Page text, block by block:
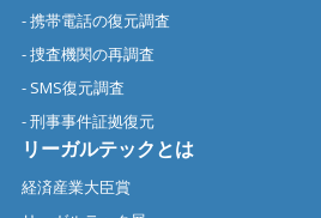
- 携帯電話の復元調査
- 捜査機関の再調査
- SMS復元調査
- 刑事事件証拠復元
リーガルテックとは
経済産業大臣賞